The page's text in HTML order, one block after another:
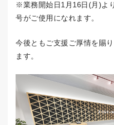
※業務開始日1月16日(月)よ
号がご使用になれます。
今後ともご支援ご厚情を賜
ます。